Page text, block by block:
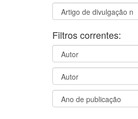
Filtros correntes: